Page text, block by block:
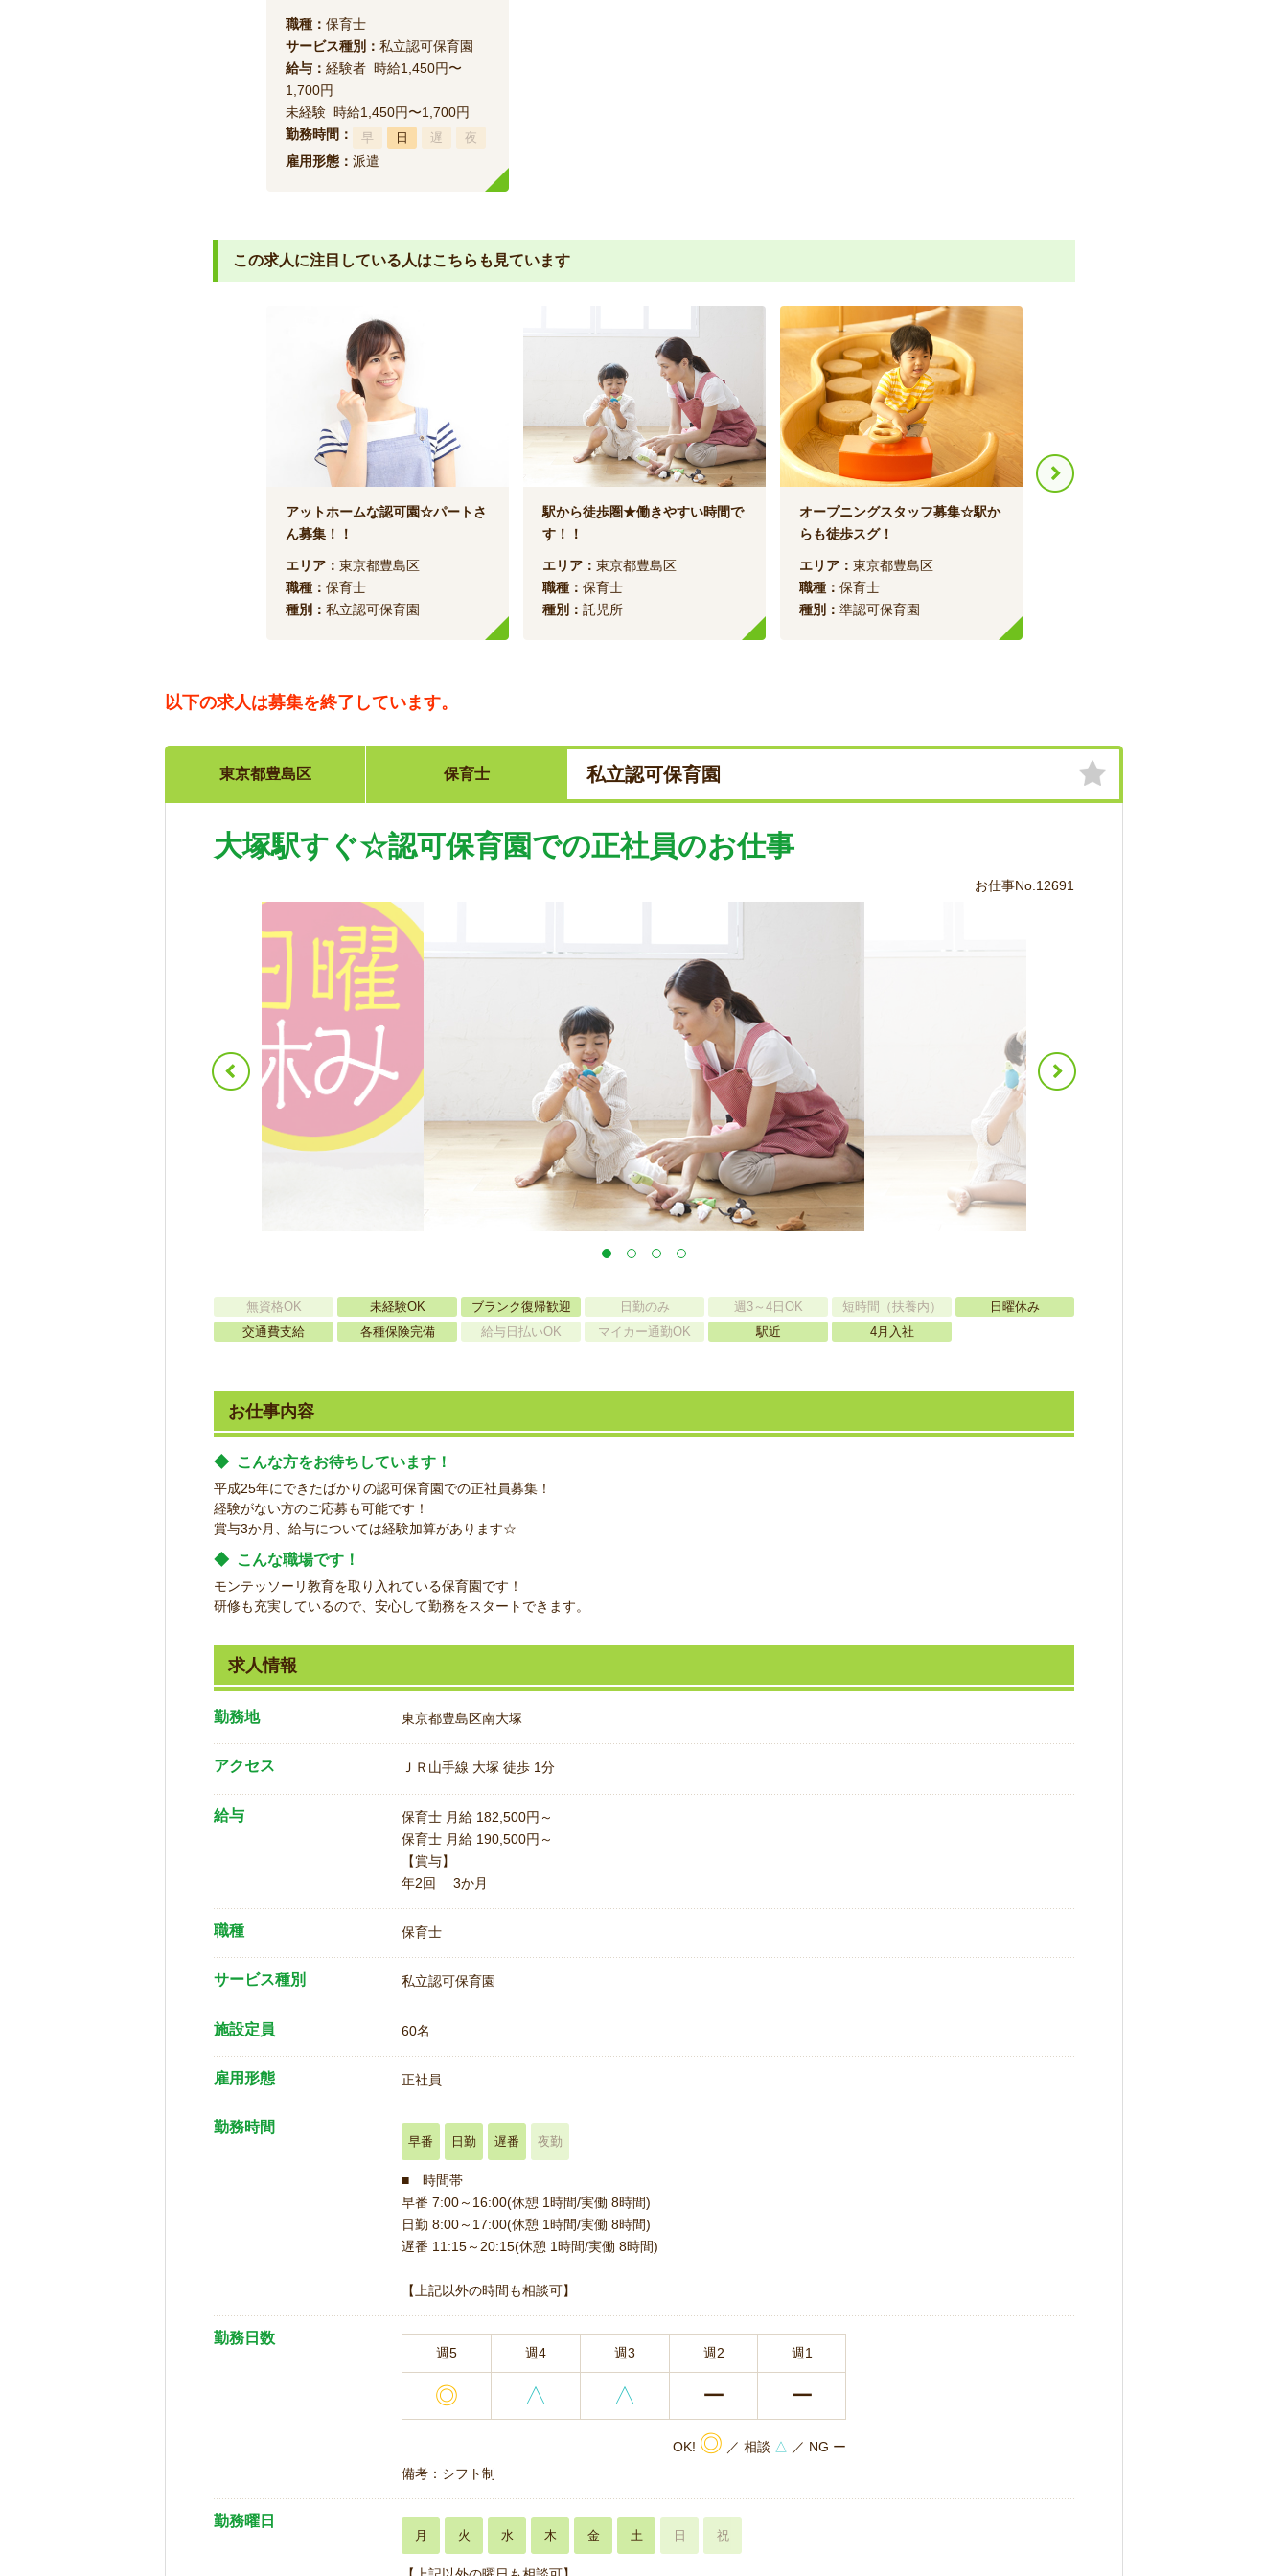
職種： 保育士
サービス種別： 私立認可保育園
給与： 経験者 時給1,450円〜
1,700円
未経験 時給1,450円〜1,700円
勤務時間：
早 日 遅 夜
雇用形態： 派遣
この求人に注目している人はこちらも見ています
アットホームな認可園☆パートさ
ん募集！！
エリア： 東京都豊島区
職種： 保育士
種別： 私立認可保育園
駅から徒歩圏★働きやすい時間で
す！！
エリア： 東京都豊島区
職種： 保育士
種別： 託児所
オープニングスタッフ募集☆駅か
らも徒歩スグ！
エリア： 東京都豊島区
職種： 保育士
種別： 準認可保育園
以下の求人は募集を終了しています。
東京都豊島区 保育士 私立認可保育園
大塚駅すぐ☆認可保育園での正社員のお仕事
お仕事No.12691
無資格OK 未経験OK ブランク復帰歓迎 日勤のみ 週3～4日OK 短時間（扶養内）
日曜休み
交通費支給
各種保険完備 給与日払いOK マイカー通勤OK 駅近 4月入社
お仕事内容
◆ こんな方をお待ちしています！
平成25年にできたばかりの認可保育園での正社員募集！
経験がない方のご応募も可能です！
賞与3か月、給与については経験加算があります☆
◆ こんな職場です！
モンテッソーリ教育を取り入れている保育園です！
研修も充実しているので、安心して勤務をスタートできます。
求人情報
勤務地 東京都豊島区南大塚
アクセス ＪＲ山手線 大塚 徒歩 1分
給与
保育士 月給 182,500円～
保育士 月給 190,500円～
【賞与】
年2回 3か月
職種 保育士
サービス種別 私立認可保育園
施設定員 60名
雇用形態 正社員
勤務時間
早番 日勤 遅番 夜勤
■ 時間帯
早番 7:00～16:00(休憩 1時間/実働 8時間)
日勤 8:00～17:00(休憩 1時間/実働 8時間)
遅番 11:15～20:15(休憩 1時間/実働 8時間)
【上記以外の時間も相談可】
勤務日数
週5 週4 週3 週2 週1
◎ △ △ ー ー
OK! ◎ ／ 相談 △ ／ NG ー
備考：シフト制
勤務曜日
月 火 水 木 金 土 日 祝